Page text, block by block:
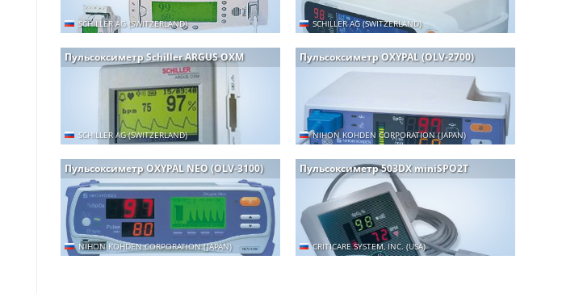
SCHILLER AG (SWITZERLAND) SCHILLER AG (SWITZERLAND)
Пульсоксиметр Schiller ARGUS OXM
SCHILLER AG (SWITZERLAND)
Пульсоксиметр OXYPAL (OLV-2700)
NIHON KOHDEN CORPORATION (JAPAN)
Пульсоксиметр OXYPAL NEO (OLV-3100)
NIHON KOHDEN CORPORATION (JAPAN)
Пульсоксиметр 503DX miniSPO2T
CRITICARE SYSTEM, INC. (USA)